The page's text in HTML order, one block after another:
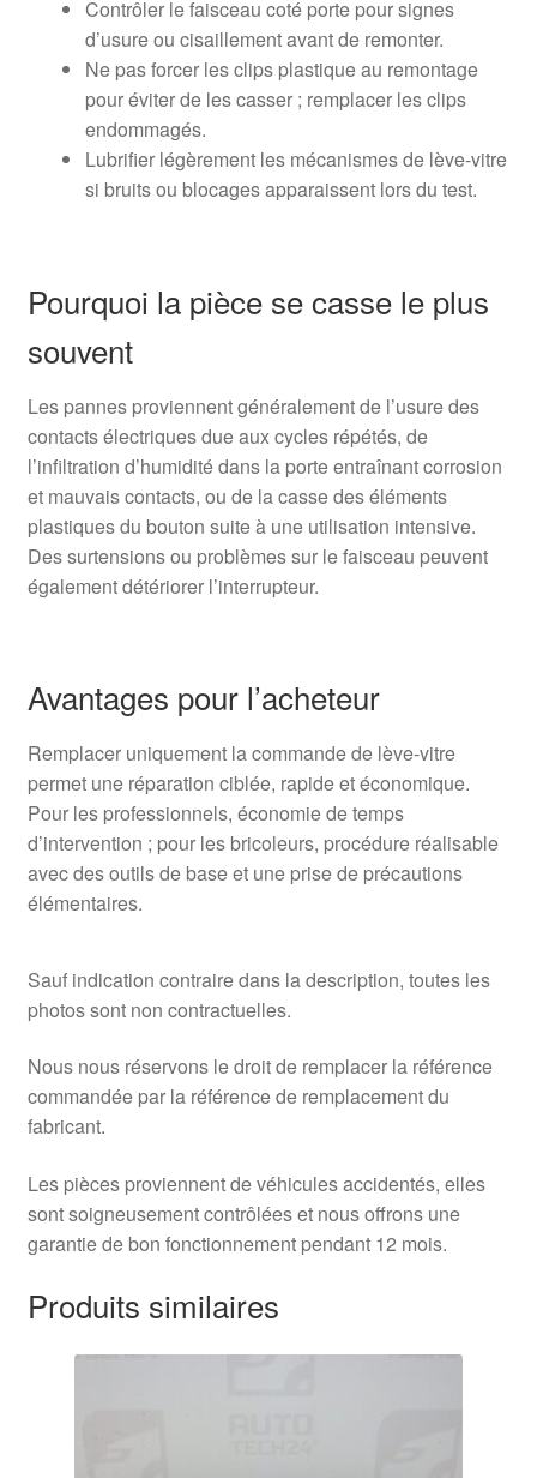
Contrôler le faisceau coté porte pour signes
d’usure ou cisaillement avant de remonter.
Ne pas forcer les clips plastique au remontage
pour éviter de les casser ; remplacer les clips
endommagés.
Lubrifier légèrement les mécanismes de lève-vitre
si bruits ou blocages apparaissent lors du test.
Pourquoi la pièce se casse le plus
souvent
Les pannes proviennent généralement de l’usure des
contacts électriques due aux cycles répétés, de
l’infiltration d’humidité dans la porte entraînant corrosion
et mauvais contacts, ou de la casse des éléments
plastiques du bouton suite à une utilisation intensive.
Des surtensions ou problèmes sur le faisceau peuvent
également détériorer l’interrupteur.
Avantages pour l’acheteur
Remplacer uniquement la commande de lève-vitre
permet une réparation ciblée, rapide et économique.
Pour les professionnels, économie de temps
d’intervention ; pour les bricoleurs, procédure réalisable
avec des outils de base et une prise de précautions
élémentaires.
Sauf indication contraire dans la description, toutes les
photos sont non contractuelles.
Nous nous réservons le droit de remplacer la référence
commandée par la référence de remplacement du
fabricant.
Les pièces proviennent de véhicules accidentés, elles
sont soigneusement contrôlées et nous offrons une
garantie de bon fonctionnement pendant 12 mois.
Produits similaires